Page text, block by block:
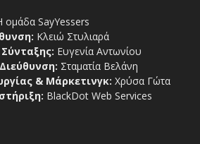
ομάδα SayYessers
Κλειώ Στυλιαρά
Ευγενία Αντωνίου
Σταματία Βελάνη
& Μάρκετινγκ: Χρύσα Γώτα
BlackDot Web Services